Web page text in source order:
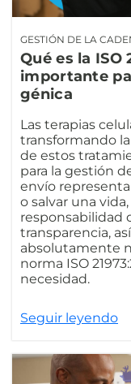
GESTIÓN DE LA
Qué es la ISO
importante
génica
Las terapias
transformando
de estos
para la gestión
envío
o salvar una
responsabilidad
transparencia,
absolutamente
norma ISO
necesidad.
Seguir leyendo